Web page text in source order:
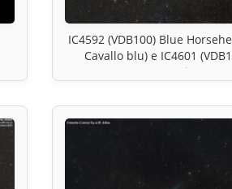
IC4592 (VDB100) Blue
Cavallo blu) e IC4601
Scorpione